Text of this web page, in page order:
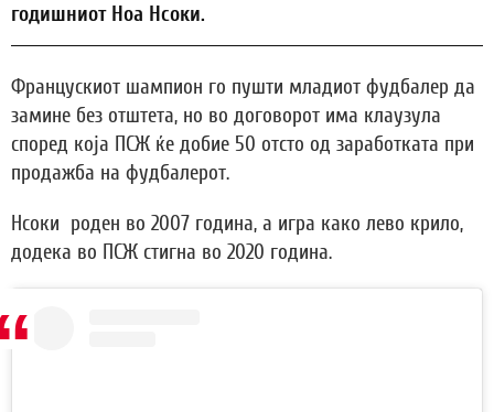
годишниот Ноа Нсоки.
Францускиот шампион го пушти младиот фудбалер да
замине без отштета, но во договорот има клаузула
според која ПСЖ ќе добие 50 отсто од заработката при
продажба на фудбалерот.
Нсоки роден во 2007 година, а игра како лево крило,
додека во ПСЖ стигна во 2020 година.